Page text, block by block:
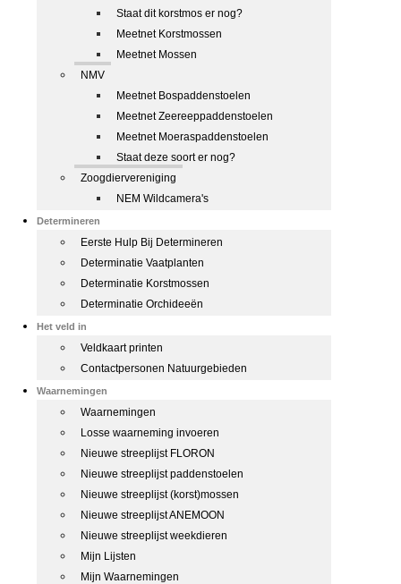
Staat dit korstmos er nog?
Meetnet Korstmossen
Meetnet Mossen
NMV
Meetnet Bospaddenstoelen
Meetnet Zeereeppaddenstoelen
Meetnet Moeraspaddenstoelen
Staat deze soort er nog?
Zoogdiervereniging
NEM Wildcamera's
Determineren
Eerste Hulp Bij Determineren
Determinatie Vaatplanten
Determinatie Korstmossen
Determinatie Orchideeën
Het veld in
Veldkaart printen
Contactpersonen Natuurgebieden
Waarnemingen
Waarnemingen
Losse waarneming invoeren
Nieuwe streeplijst FLORON
Nieuwe streeplijst paddenstoelen
Nieuwe streeplijst (korst)mossen
Nieuwe streeplijst ANEMOON
Nieuwe streeplijst weekdieren
Mijn Lijsten
Mijn Waarnemingen